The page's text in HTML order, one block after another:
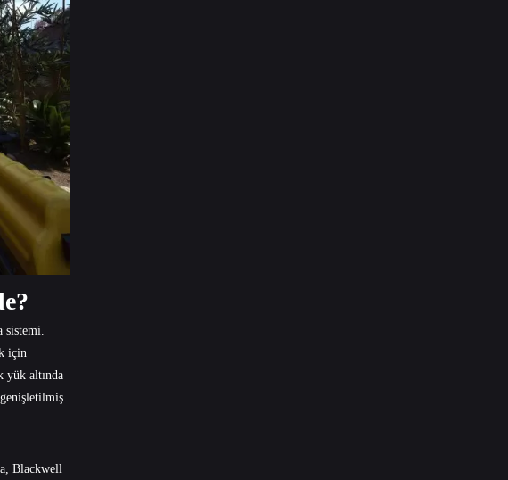
sistemi.
için
yük altında
genişletilmiş
Blackwell